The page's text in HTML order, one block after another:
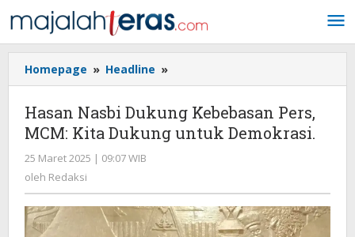
ke
konten
Homepage » Headline »
Nasbi
Dukung
Kebebasan
Pers,
Demokrasi.
Hasan Nasbi Dukung Kebebasan Pers,
MCM: Kita Dukung untuk Demokrasi.
25 Maret 2025 | 09:07 WIB
oleh Redaksi